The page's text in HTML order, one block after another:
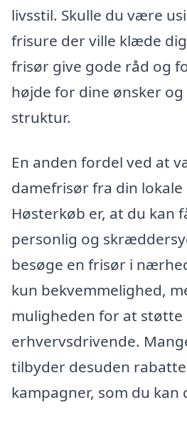
livsstil. Skulle du være
frisure der ville klæde
frisør give gode råd og
højde for dine ønsker
struktur.
En anden fordel ved at
damefrisør fra din lokale
Høsterkøb er, at du kan
personlig og
besøge en frisør i
kun bekvemmelighed,
muligheden for at støtte
erhvervsdrivende.
tilbyder desuden
kampagner, som du kan